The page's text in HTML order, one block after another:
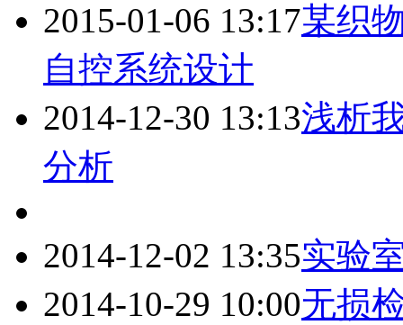
2015-01-06 13:17某织
自控系统设计
2014-12-30 13:13浅析
分析
2014-12-02 13:35实验
2014-10-29 10:00无损